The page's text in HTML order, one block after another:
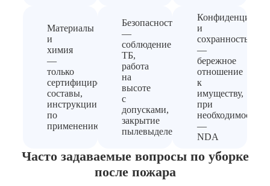
Материалы
и
химия
—
только
сертифицированные
составы,
инструкции
по
применению
Безопасность
—
соблюдение
ТБ,
работа
на
высоте
с
допусками,
закрытие
пылевыделения
и
сохранность
—
бережное
отношение
к
имуществу,
при
необходимости
—
NDA
Часто задаваемые вопросы по уборке
после пожара